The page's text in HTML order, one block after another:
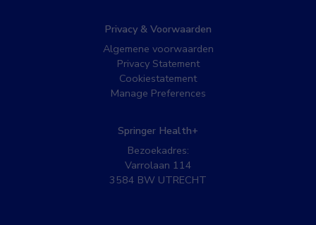
Privacy & Voorwaarden
Algemene voorwaarden
Privacy Statement
Cookiestatement
Manage Preferences
Springer Health+
Bezoekadres:
Varrolaan 114
3584 BW UTRECHT